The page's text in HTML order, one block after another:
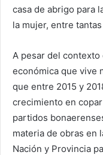
casa de abrigo para
la mujer, entre
A pesar del
económica que vive
que entre 2015 y
crecimiento en
partidos
materia de obras en
Nación y Provincia